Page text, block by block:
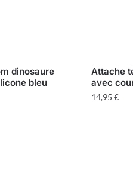
dinosaure
bleu
Attache
avec
14,95 €